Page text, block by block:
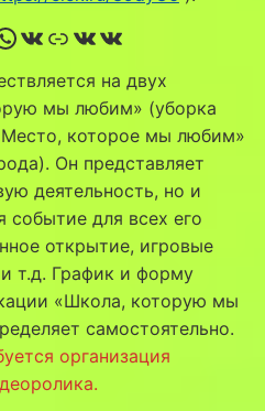
ВКонтакте
Ссылка
ВКонтакте
ВКонтакте
на двух
мы любим» (уборка
которое мы любим»
Он представляет
деятельность, но и
для всех его
открытие, игровые
т.д. График и форму
«Школа, которую мы
самостоятельно.
организация